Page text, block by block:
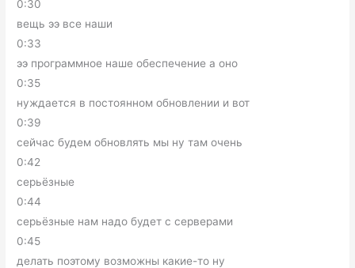
0:30
вещь ээ все наши
0:33
ээ программное наше обеспечение а оно
0:35
нуждается в постоянном обновлении и вот
0:39
сейчас будем обновлять мы ну там очень
0:42
серьёзные
0:44
серьёзные нам надо будет с серверами
0:45
делать поэтому возможны какие-то ну